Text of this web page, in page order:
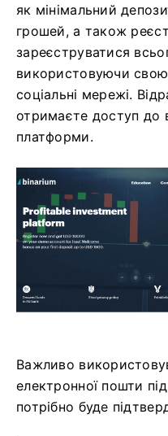
як мінімальний
грошей, а також
зареєструватися
використовуючи
соціальні мережі.
отримаєте доступ до
платформи.
Важливо
електронної пошти
потрібно буде